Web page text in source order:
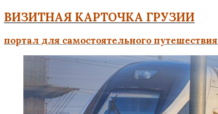
ВИЗИТНАЯ КАРТОЧКА ГРУЗИИ
портал для самостоятельного